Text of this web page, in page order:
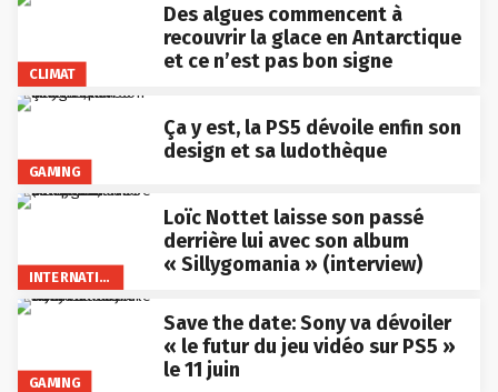
CLIMAT
Des algues commencent à
recouvrir la glace en Antarctique
et ce n’est pas bon signe
GAMING
Ça y est, la PS5 dévoile enfin son
design et sa ludothèque
INTERNATIONAL
Loïc Nottet laisse son passé
derrière lui avec son album
« Sillygomania » (interview)
GAMING
Save the date: Sony va dévoiler
« le futur du jeu vidéo sur PS5 »
le 11 juin